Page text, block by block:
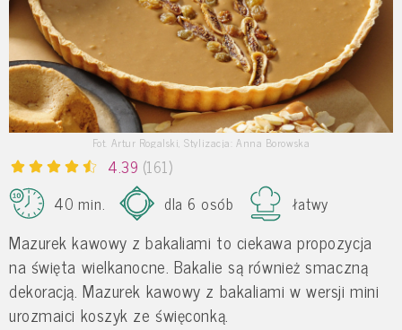
Fot. Artur Rogalski, Stylizacja: Anna Borowska
4.39 (161)
40 min.
dla 6 osób łatwy
Mazurek kawowy z bakaliami to ciekawa propozycja
na święta wielkanocne. Bakalie są również smaczną
dekoracją. Mazurek kawowy z bakaliami w wersji mini
urozmaici koszyk ze święconką.